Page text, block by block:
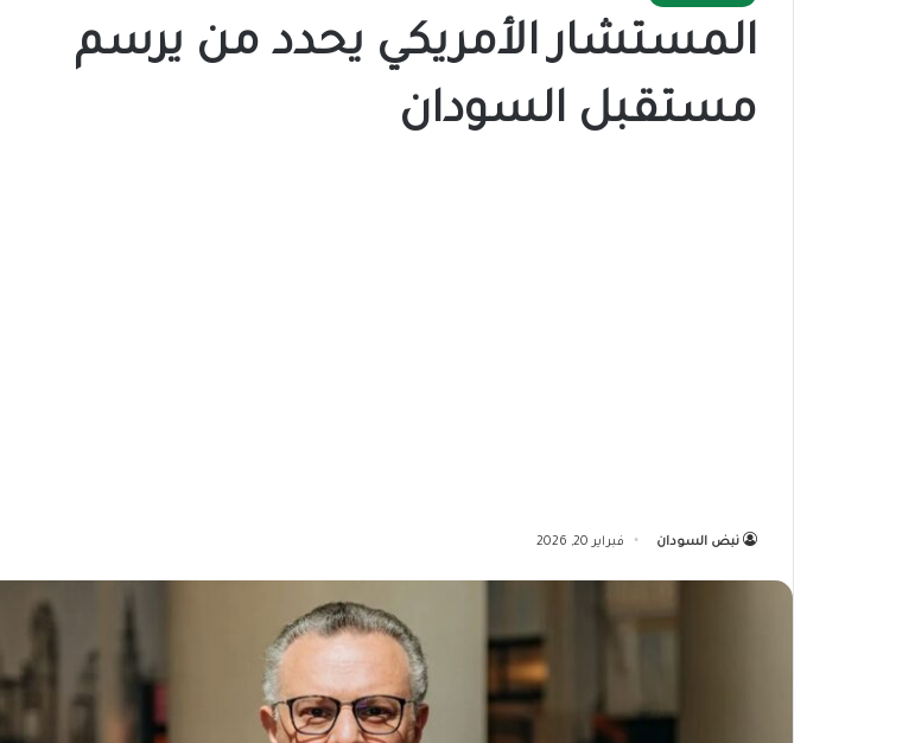
المستشار الأمريكي يحدد من يرسم
مستقبل السودان
نبض السودان فبراير 20, 2026